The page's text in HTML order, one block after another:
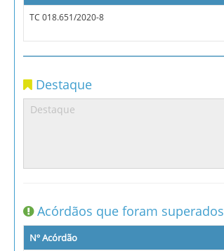
TC 018.651/2020-8
Destaque
Acórdãos que foram superados
Nº Acórdão